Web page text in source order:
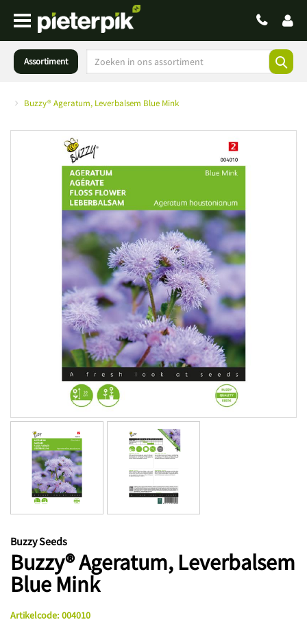
Assortiment
Buzzy® Ageratum, Leverbalsem Blue Mink
Buzzy Seeds
Buzzy® Ageratum, Leverbalsem
Blue Mink
Artikelcode: 004010